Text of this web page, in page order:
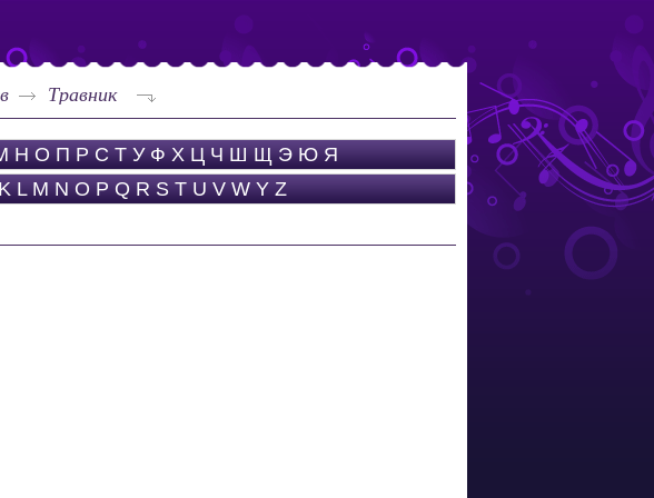
Травник
Н О П Р С Т У Ф Х Ц Ч Ш Щ Э Ю Я
L M N O P Q R S T U V W Y Z